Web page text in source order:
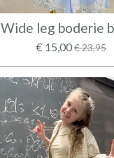
Wide leg boderie
€ 15,00€ 23,95